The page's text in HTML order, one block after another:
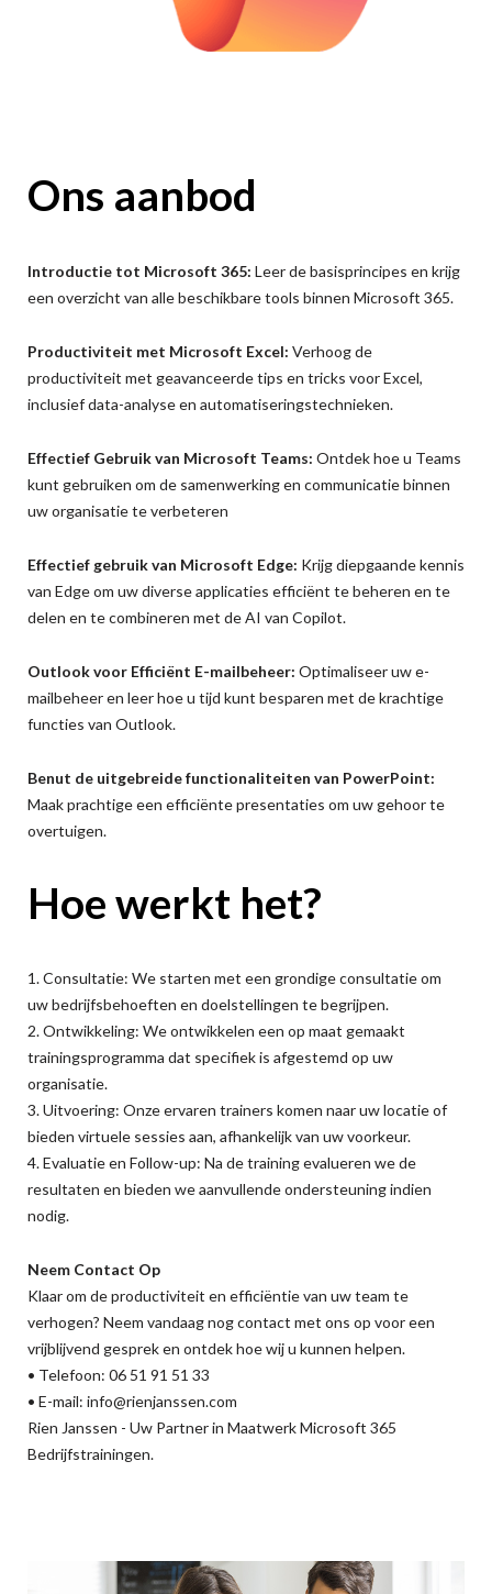
Ons aanbod
Introductie tot Microsoft 365: Leer de basisprincipes en krijg
een overzicht van alle beschikbare tools binnen Microsoft 365.
Productiviteit met Microsoft Excel: Verhoog de
productiviteit met geavanceerde tips en tricks voor Excel,
inclusief data-analyse en automatiseringstechnieken.
Effectief Gebruik van Microsoft Teams: Ontdek hoe u Teams
kunt gebruiken om de samenwerking en communicatie binnen
uw organisatie te verbeteren
Effectief gebruik van Microsoft Edge: Krijg diepgaande kennis
van Edge om uw diverse applicaties efficiënt te beheren en te
delen en te combineren met de AI van Copilot.
Outlook voor Efficiënt E-mailbeheer: Optimaliseer uw e-
mailbeheer en leer hoe u tijd kunt besparen met de krachtige
functies van Outlook.
Benut de uitgebreide functionaliteiten van PowerPoint:
Maak prachtige een efficiënte presentaties om uw gehoor te
overtuigen.
Hoe werkt het?
1. Consultatie: We starten met een grondige consultatie om
uw bedrijfsbehoeften en doelstellingen te begrijpen.
2. Ontwikkeling: We ontwikkelen een op maat gemaakt
trainingsprogramma dat specifiek is afgestemd op uw
organisatie.
3. Uitvoering: Onze ervaren trainers komen naar uw locatie of
bieden virtuele sessies aan, afhankelijk van uw voorkeur.
4. Evaluatie en Follow-up: Na de training evalueren we de
resultaten en bieden we aanvullende ondersteuning indien
nodig.
Neem Contact Op
Klaar om de productiviteit en efficiëntie van uw team te
verhogen? Neem vandaag nog contact met ons op voor een
vrijblijvend gesprek en ontdek hoe wij u kunnen helpen.
• Telefoon: 06 51 91 51 33
• E-mail: info@rienjanssen.com
Rien Janssen - Uw Partner in Maatwerk Microsoft 365
Bedrijfstrainingen.